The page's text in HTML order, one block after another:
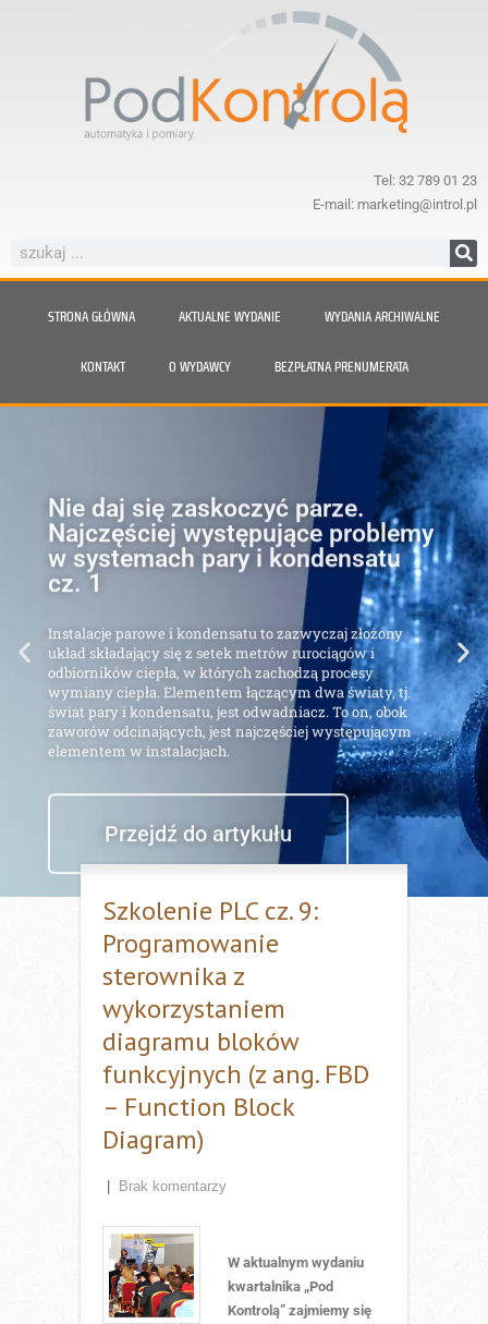
Tel: 32 789 01 23
E-mail: marketing@introl.pl
STRONA GŁÓWNA AKTUALNE WYDANIE WYDANIA ARCHIWALNE
KONTAKT O WYDAWCY BEZPŁATNA PRENUMERATA
Nie daj się zaskoczyć parze.
Najczęściej występujące problemy
w systemach pary i kondensatu
cz. 1
Instalacje parowe i kondensatu to zazwyczaj złożony
układ składający się z setek metrów rurociągów i
odbiorników ciepła, w których zachodzą procesy
wymiany ciepła. Elementem łączącym dwa światy, tj.
świat pary i kondensatu, jest odwadniacz. To on, obok
zaworów odcinających, jest najczęściej występującym
elementem w instalacjach.
Przejdź do artykułu
Szkolenie PLC cz. 9:
Programowanie
sterownika z
wykorzystaniem
diagramu bloków
funkcyjnych (z ang. FBD
– Function Block
Diagram)
Brak komentarzy
W aktualnym wydaniu
kwartalnika „Pod
Kontrolą” zajmiemy się